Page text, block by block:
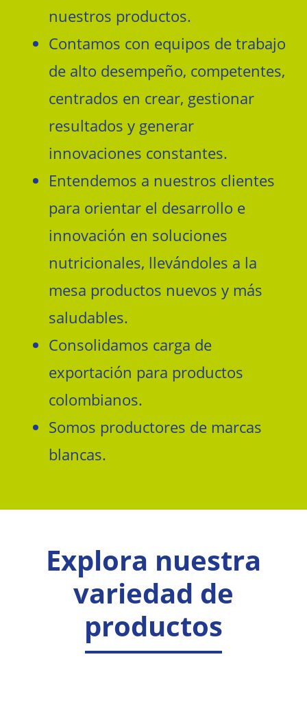
nuestros productos.
Contamos con equipos de trabajo
de alto desempeño, competentes,
centrados en crear, gestionar
resultados y generar
innovaciones constantes.
Entendemos a nuestros clientes
para orientar el desarrollo e
innovación en soluciones
nutricionales, llevándoles a la
mesa productos nuevos y más
saludables.
Consolidamos carga de
exportación para productos
colombianos.
Somos productores de marcas
blancas.
Explora nuestra
variedad de
productos